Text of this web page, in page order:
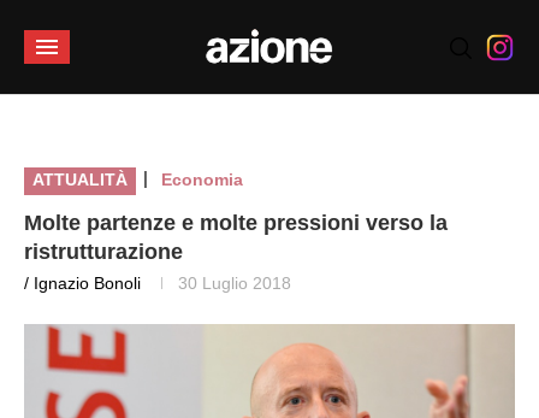
ATTUALITÀ | Economia
Molte partenze e molte pressioni verso la
ristrutturazione
/ Ignazio Bonoli 30 Luglio 2018